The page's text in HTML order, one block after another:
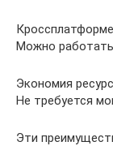
Можно
Экономия
Не требуется
Эти